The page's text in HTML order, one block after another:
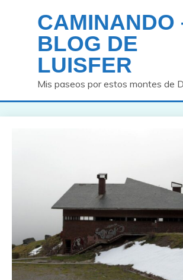
contenido
CAMINANDO
BLOG DE
LUISFER
Mis paseos por estos montes de